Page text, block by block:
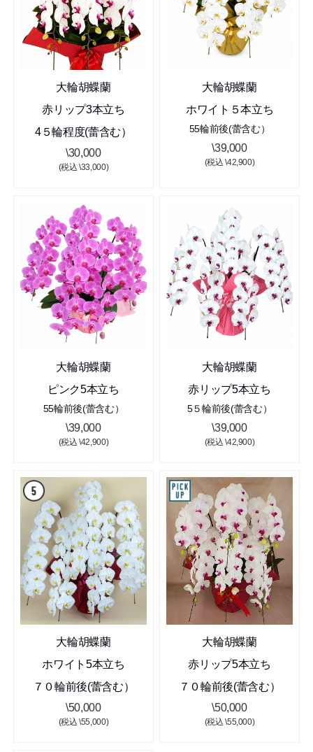
大輪胡蝶蘭
赤リップ3本立ち
4５輪程度(蕾含む）
\30,000
(税込 \33,000)
大輪胡蝶蘭
ホワイト５本立ち
55輪前後(蕾含む）
\39,000
(税込 \42,900)
大輪胡蝶蘭
ピンク5本立ち
55輪前後(蕾含む）
\39,000
(税込 \42,900)
大輪胡蝶蘭
赤リップ5本立ち
5５輪前後(蕾含む）
\39,000
(税込 \42,900)
大輪胡蝶蘭
ホワイト5本立ち
７０輪前後(蕾含む）
\50,000
(税込 \55,000)
大輪胡蝶蘭
赤リップ5本立ち
７０輪前後(蕾含む）
\50,000
(税込 \55,000)